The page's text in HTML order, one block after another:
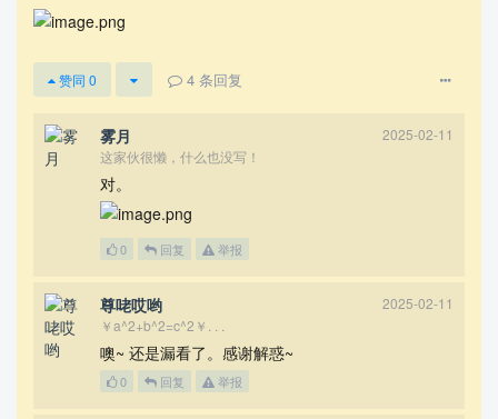
\usepackage{enumitem}
\AddToHook{cmd/my/after}{
    \setlist{label=\roman*}
\my
\begin{document}
\begin{enumerate}
\item{tips 1}
\end{enumerate}
\end{document}
赞同 0 4 条回复
雾月
2025-02-11
这家伙很懒，什么也没写！
对。
0 回复 举报
尊咾哎哟
2025-02-11
￥a^2+b^2=c^2￥. . .
噢~ 还是漏看了。感谢解惑~
0 回复 举报